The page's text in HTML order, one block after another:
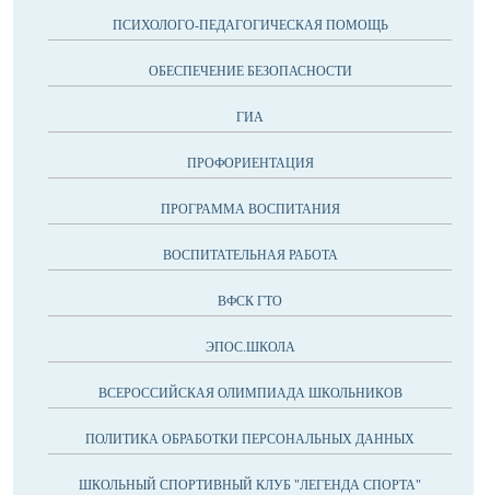
ПСИХОЛОГО-ПЕДАГОГИЧЕСКАЯ ПОМОЩЬ
ОБЕСПЕЧЕНИЕ БЕЗОПАСНОСТИ
ГИА
ПРОФОРИЕНТАЦИЯ
ПРОГРАММА ВОСПИТАНИЯ
ВОСПИТАТЕЛЬНАЯ РАБОТА
ВФСК ГТО
ЭПОС.ШКОЛА
ВСЕРОССИЙСКАЯ ОЛИМПИАДА ШКОЛЬНИКОВ
ПОЛИТИКА ОБРАБОТКИ ПЕРСОНАЛЬНЫХ ДАННЫХ
ШКОЛЬНЫЙ СПОРТИВНЫЙ КЛУБ "ЛЕГЕНДА СПОРТА"